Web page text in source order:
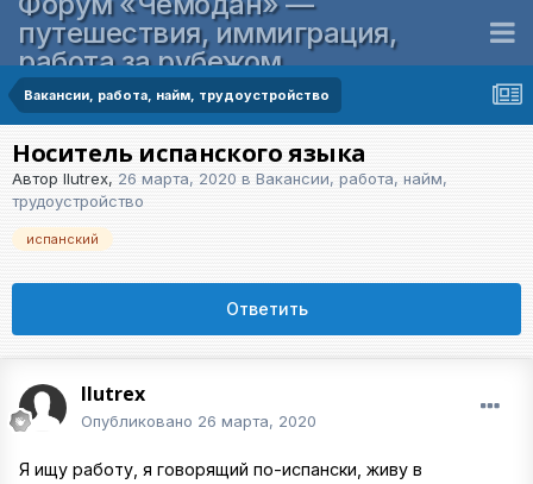
путешествия, иммиграция,
работа за рубежом
Вакансии, работа, найм, трудоустройство
Носитель испанского языка
Автор Ilutrex, 26 марта, 2020 в Вакансии, работа, найм,
трудоустройство
испанский
Ответить
Ilutrex
Опубликовано 26 марта, 2020
Я ищу работу, я говорящий по-испански, живу в